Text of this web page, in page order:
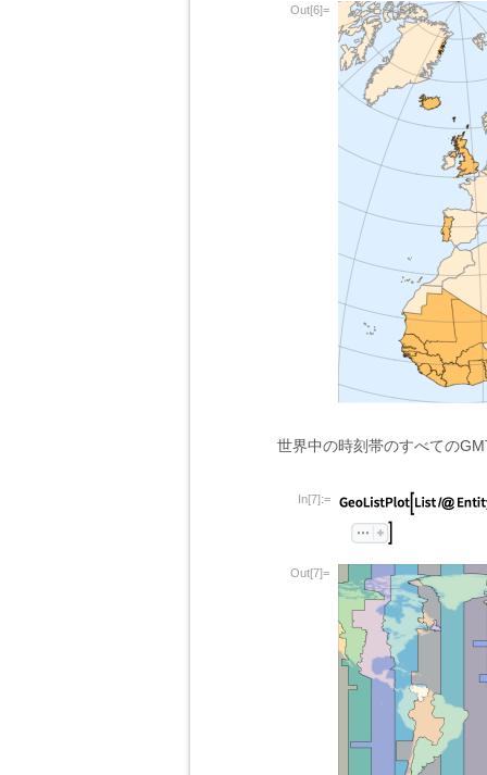
Out[6]=
世界中の時刻帯のすべての
In[7]:=
Out[7]=